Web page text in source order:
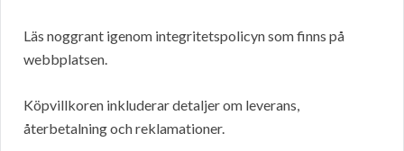
Läs noggrant igenom integritetspolicyn som finns på
webbplatsen.
Köpvillkoren inkluderar detaljer om leverans,
återbetalning och reklamationer.